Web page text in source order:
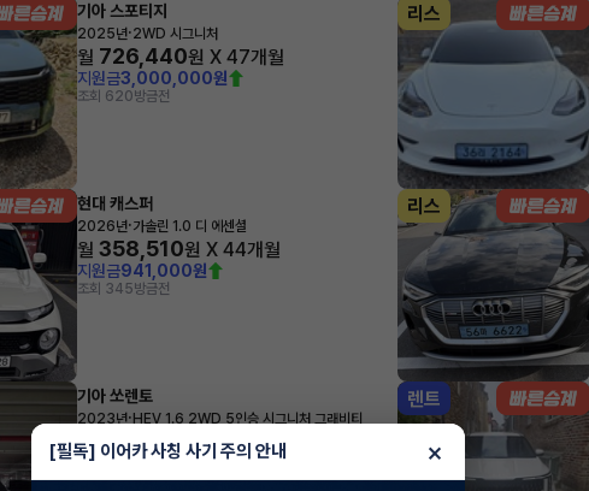
기아 스포티지
2025년·2WD 시그니처
월 726,440원 X 47개월
지원금3,000,000원
조회 620방금전
리스
현대 캐스퍼
2026년·가솔린 1.0 디 에센셜
월 358,510원 X 44개월
지원금941,000원
조회 345방금전
리스
기아 쏘렌토
2023년· HEV 1.6 2WD 5인승 시그니처 그래비티
월 800,700 원 X20 개월
지원금 3,000,000원
조회 35방금전
렌트
[필독] 이어카 사칭 사기 주의 안내 ×